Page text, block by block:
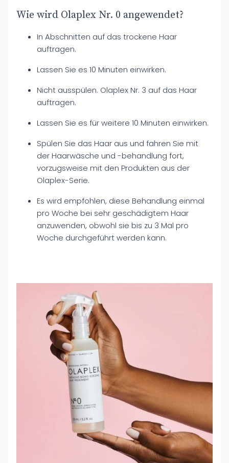
Wie wird Olaplex Nr. 0 angewendet?
In Abschnitten auf das trockene Haar
auftragen.
Lassen Sie es 10 Minuten einwirken.
Nicht ausspülen. Olaplex Nr. 3 auf das Haar
auftragen.
Lassen Sie es für weitere 10 Minuten einwirken.
Spülen Sie das Haar aus und fahren Sie mit
der Haarwäsche und -behandlung fort,
vorzugsweise mit den Produkten aus der
Olaplex-Serie.
Es wird empfohlen, diese Behandlung einmal
pro Woche bei sehr geschädigtem Haar
anzuwenden, obwohl sie bis zu 3 Mal pro
Woche durchgeführt werden kann.